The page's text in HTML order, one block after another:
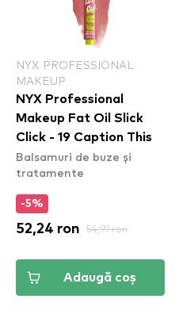
NYX PROFESSIONAL
MAKEUP
NYX Professional
Makeup Fat Oil Slick
Click - 19 Caption This
Balsamuri de buze și
tratamente
-5%
52,24 ron 54,99 ron
Adaugă coș